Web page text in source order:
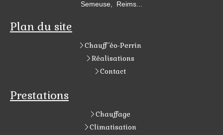
Semeuse, Reims...
Plan du site
Chauff’éo-Perrin
Réalisations
Contact
Prestations
Chauffage
Climatisation